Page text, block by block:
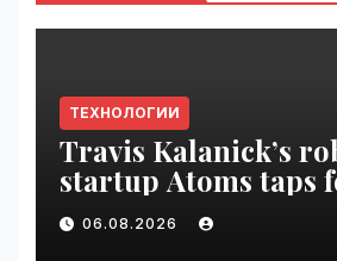
ТЕХНОЛОГИИ
Travis Kalanick’s
startup Atoms taps
Uber finance chief as
VseTime.ru
06.08.2026